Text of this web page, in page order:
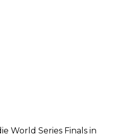
World Series Finals in